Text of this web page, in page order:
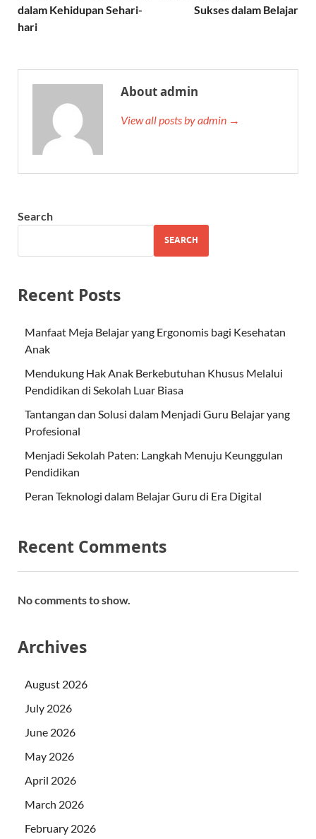
dalam Kehidupan Sehari-
hari
Sukses dalam Belajar
About admin
View all posts by admin →
Search
SEARCH
Recent Posts
Manfaat Meja Belajar yang Ergonomis bagi Kesehatan
Anak
Mendukung Hak Anak Berkebutuhan Khusus Melalui
Pendidikan di Sekolah Luar Biasa
Tantangan dan Solusi dalam Menjadi Guru Belajar yang
Profesional
Menjadi Sekolah Paten: Langkah Menuju Keunggulan
Pendidikan
Peran Teknologi dalam Belajar Guru di Era Digital
Recent Comments
No comments to show.
Archives
August 2026
July 2026
June 2026
May 2026
April 2026
March 2026
February 2026